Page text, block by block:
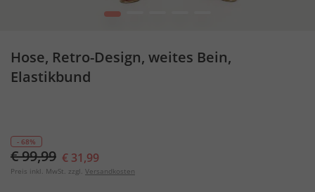
1
Hose, Retro-Design, weites Bein,
Elastikbund
- 68%
€ 99,99 € 31,99
Preis inkl. MwSt. zzgl. Versandkosten